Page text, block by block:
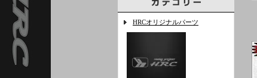
HRCオリジナルパーツ